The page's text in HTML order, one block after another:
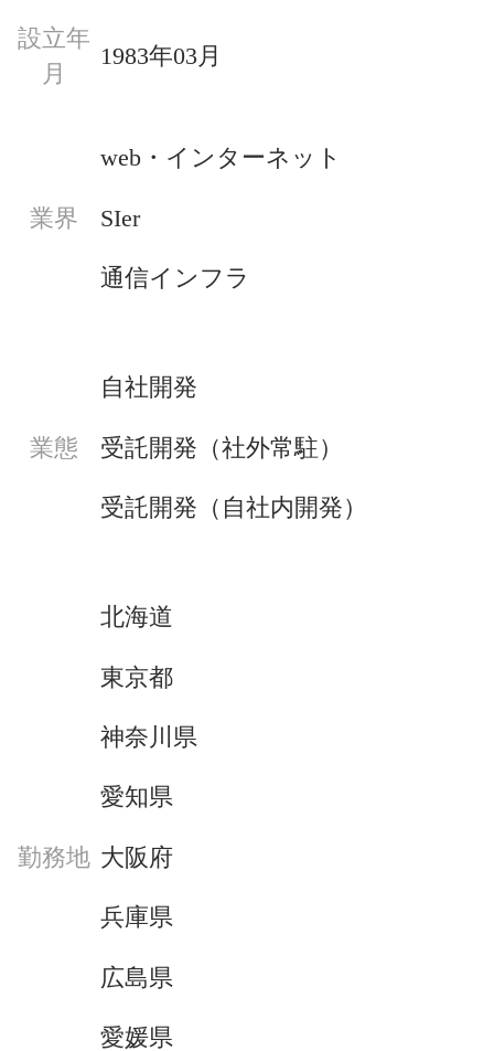
設立年
月
1983年03月
業界
web・インターネット
SIer
通信インフラ
業態
自社開発
受託開発（社外常駐）
受託開発（自社内開発）
勤務地
北海道
東京都
神奈川県
愛知県
大阪府
兵庫県
広島県
愛媛県